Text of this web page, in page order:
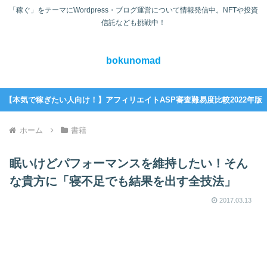
「稼ぐ」をテーマにWordpress・ブログ運営について情報発信中。NFTや投資
信託なども挑戦中！
bokunomad
【本気で稼ぎたい人向け！】アフィリエイトASP審査難易度比較2022年版
ホーム 書籍
眠いけどパフォーマンスを維持したい！そん
な貴方に「寝不足でも結果を出す全技法」
2017.03.13